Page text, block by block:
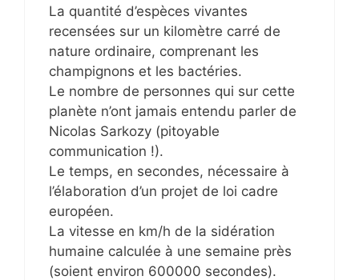
La quantité d’espèces vivantes
recensées sur un kilomètre carré de
nature ordinaire, comprenant les
champignons et les bactéries.
Le nombre de personnes qui sur cette
planète n’ont jamais entendu parler de
Nicolas Sarkozy (pitoyable
communication !).
Le temps, en secondes, nécessaire à
l’élaboration d’un projet de loi cadre
européen.
La vitesse en km/h de la sidération
humaine calculée à une semaine près
(soient environ 600000 secondes).